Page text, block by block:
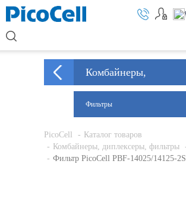
Комбайнеры,
диплексеры, фильтры
Фильтры
PicoCell
Каталог товаров
Комбайнеры, диплексеры, фильтры
Фильтр PicoCell PBF-14025/14125-2S